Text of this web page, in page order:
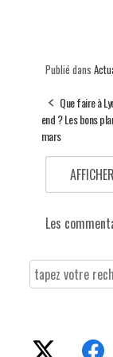
Publié dans
Que faire à
end ? Les bons
mars
Les